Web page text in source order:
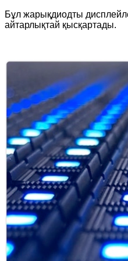
Бұл жарықдиодты
айтарлықтай қысқартады.